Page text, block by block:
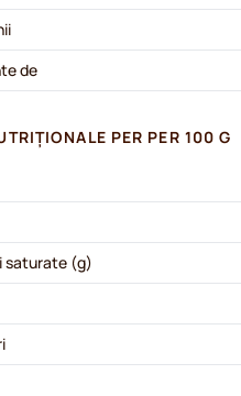
de
PER PER 100 G
saturate (g)